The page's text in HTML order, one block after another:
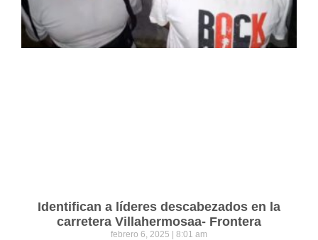
Identifican a líderes descabezados en la
carretera Villahermosaa- Frontera
febrero 6, 2025 8:01 am